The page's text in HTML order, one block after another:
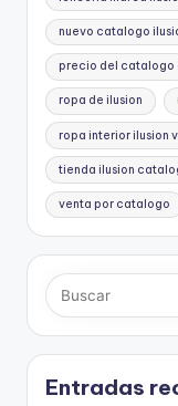
nuevo catalogo
precio del catalogo
ropa de ilusion
ropa interior ilusion
tienda ilusion
venta por catalogo
Entradas